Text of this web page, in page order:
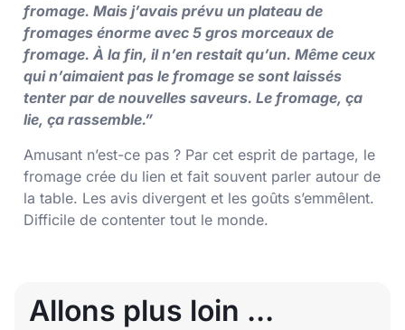
fromage. Mais j’avais prévu un plateau de
fromages énorme avec 5 gros morceaux de
fromage. À la fin, il n’en restait qu’un. Même ceux
qui n’aimaient pas le fromage se sont laissés
tenter par de nouvelles saveurs. Le fromage, ça
lie, ça rassemble.”
Amusant n’est-ce pas ? Par cet esprit de partage, le
fromage crée du lien et fait souvent parler autour de
la table. Les avis divergent et les goûts s’emmêlent.
Difficile de contenter tout le monde.
Allons plus loin ...